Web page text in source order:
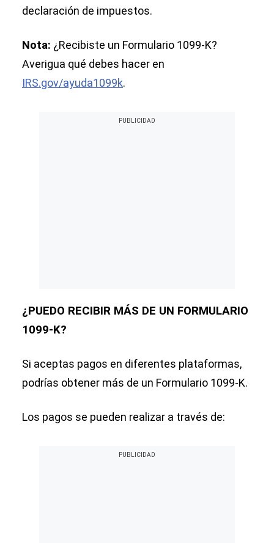
declaración de impuestos.
Nota: ¿Recibiste un Formulario 1099-K?
Averigua qué debes hacer en
IRS.gov/ayuda1099k.
¿PUEDO RECIBIR MÁS DE UN FORMULARIO
1099-K?
Si aceptas pagos en diferentes plataformas,
podrías obtener más de un Formulario 1099-K.
Los pagos se pueden realizar a través de: